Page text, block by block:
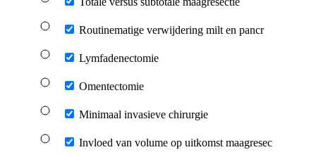
Routinematige verwijdering milt en pancr
Lymfadenectomie
Omentectomie
Minimaal invasieve chirurgie
Invloed van volume op uitkomst maagresec